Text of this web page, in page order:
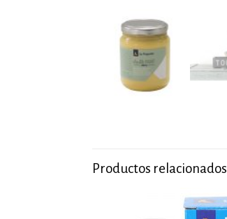
Productos relacionados